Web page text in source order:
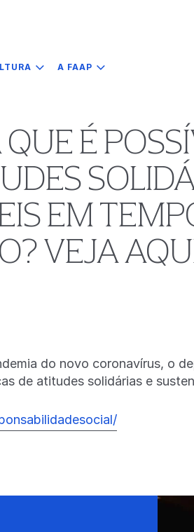
A FAAP
É
EM
VEJA
do novo coronavírus, o
de atitudes solidárias e